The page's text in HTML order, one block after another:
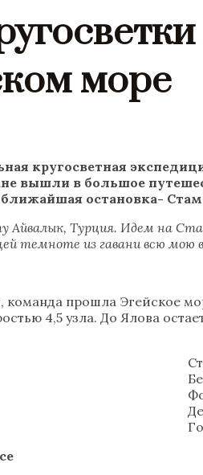
море
кругосветная
вышли в большое
остановка-
Айвалык, Турция. Идем на
темноте из гавани всю мою
прошла Эгейское
4,5 узла. До Ялова